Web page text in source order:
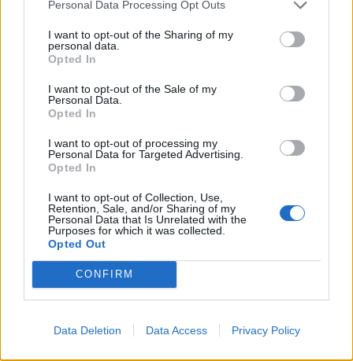
Personal Data Processing Opt Outs
I want to opt-out of the Sharing of my
personal data.
Opted In
I want to opt-out of the Sale of my
Personal Data.
Opted In
I want to opt-out of processing my
Personal Data for Targeted Advertising.
Opted In
I want to opt-out of Collection, Use,
Retention, Sale, and/or Sharing of my
Personal Data that Is Unrelated with the
Purposes for which it was collected.
Opted Out
CONFIRM
Data Deletion Data Access Privacy Policy
Lo studio dimostra come i prodotti intelligenti vengano acquistati
principalmente per i benefici economici derivanti dal loro utilizzo nel
lungo termine. Tra gli altri vantaggi, essi semplificano e rendono più
secondo il 59% degli intervistati questi prodotti sono indispensabili
soprattutto dal punto di vista del risparmio energetico.
In termini di automazione,per il 54% dei consumatori il vantaggio
principale è legato alla possibilità di controllo della casa anche a
distanza; seguono la possibilità di controllo vocale (47%), notifiche in
caso di malfunzionamenti (46%), automatizzazione di determinate
applicazioni (39%), impostazione del timer (37%).
A seconda dell’acquisto, il budget stimato varia notevolmente: